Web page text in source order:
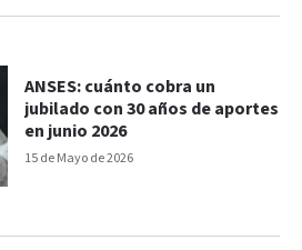
15 de Mayo de 2026
ANSES: cuánto cobra un
jubilado con 30 años de aportes
en junio 2026